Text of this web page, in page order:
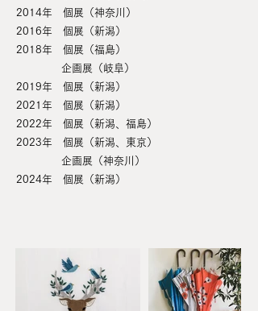
2014年 個展（神奈川）
2016年 個展（新潟）
​2018年 個展（福島）
企画展（岐阜）
2019年 個展（新潟）
2021年 個展（新潟）​
2022年 個展（新潟、福島）
2023年 個展（新潟、東京）
企画展（神奈川）
2024年 個展（新潟）​